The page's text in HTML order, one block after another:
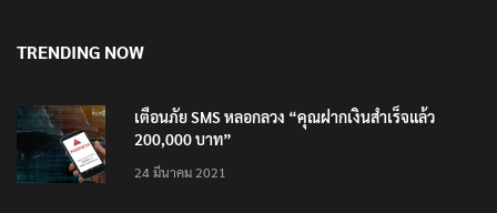
200,000 บาท”
24 มีนาคม 2021